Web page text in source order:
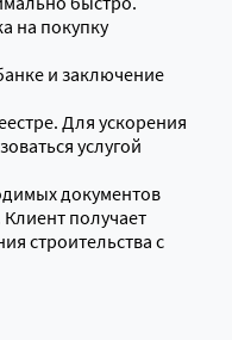
на покупку
и заключение
Для ускорения
услугой
документов
получает
строительства с